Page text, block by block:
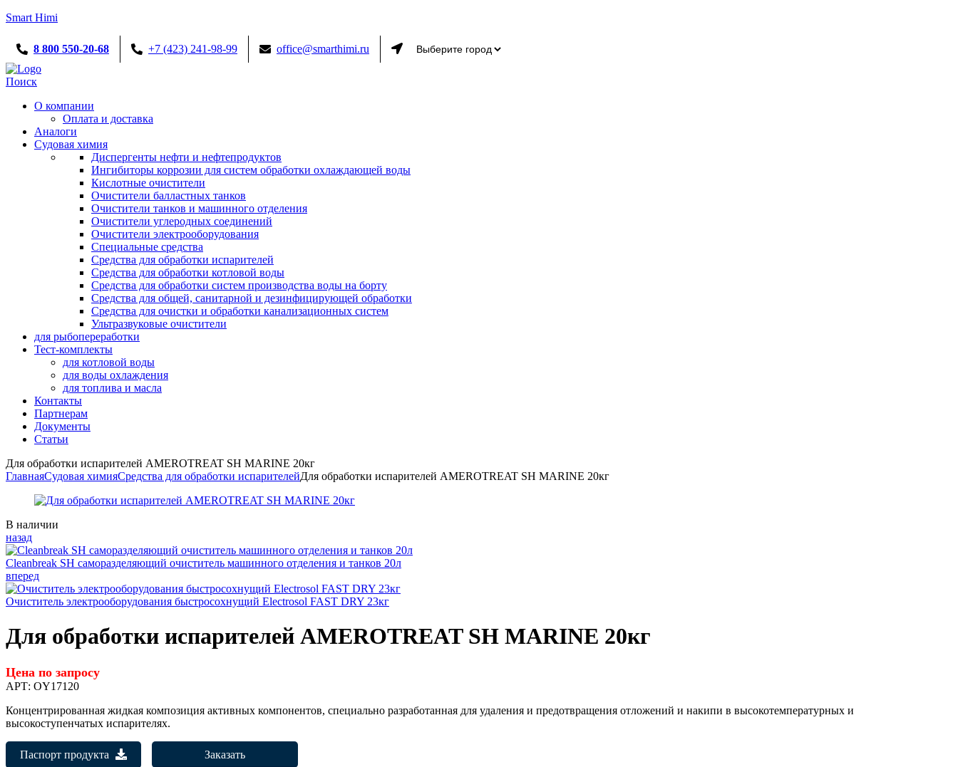
Smart Himi
8 800 550-20-68 +7 (423) 241-98-99
office@smarthimi.ru
Menu
Поиск
О компании
Оплата и доставка
Аналоги
Судовая химия
Диспергенты нефти и нефтепродуктов
Ингибиторы коррозии для систем обработки охлаждающей воды
Кислотные очистители
Очистители балластных танков
Очистители танков и машинного отделения
Очистители углеродных соединений
Очистители электрооборудования
Специальные средства
Средства для обработки испарителей
Средства для обработки котловой воды
Средства для обработки систем производства воды на борту
Средства для общей, санитарной и дезинфицирующей обработки
Средства для очистки и обработки канализационных систем
Ультразвуковые очистители
для рыбопереработки
Тест-комплекты
для котловой воды
для воды охлаждения
для топлива и масла
Контакты
Партнерам
Документы
Статьи
Для обработки испарителей AMEROTREAT SH MARINE 20кг
ГлавнаяСудовая химияСредства для обработки испарителейДля обработки испарителей AMEROTREAT SH MARINE 20кг
Availability:
В наличии
назад
Cleanbreak SH саморазделяющий очиститель машинного отделения и танков 20л
вперед
Очиститель электрооборудования быстросохнущий Electrosol FAST DRY 23кг
Для обработки испарителей AMEROTREAT SH MARINE 20кг
Цена по запросу
АРТ: OY17120
Концентрированная жидкая композиция активных компонентов, специально разработанная для удаления и предотвращения отложений и накипи в высокотемпературных и
высокоступенчатых испарителях.
Паспорт продукта
Заказать